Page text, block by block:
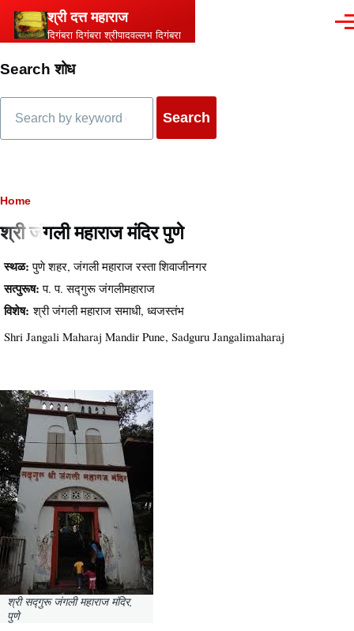
Skip to main content
श्री दत्त महाराज
दिगंबरा दिगंबरा श्रीपादवल्लभ दिगंबरा
Search शोध
Breadcrumb
Home
श्री जंगली महाराज मंदिर पुणे
स्थळ: पुणे शहर, जंगली महाराज रस्ता शिवाजीनगर
सत्पुरूष: प. प. सद्गुरू जंगलीमहाराज
विशेष: श्री जंगली महाराज समाधी, ध्वजस्तंभ
Shri Jangali Maharaj Mandir Pune, Sadguru Jangalimaharaj
श्री सद्गुरू जंगली महाराज मंदिर,
पुणे